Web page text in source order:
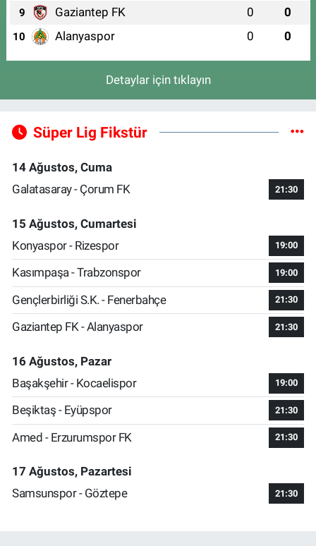
9 Gaziantep FK 0 0
10 Alanyaspor 0 0
Detaylar için tıklayın
Süper Lig Fikstür
14 Ağustos, Cuma
Galatasaray - Çorum FK
21:30
15 Ağustos, Cumartesi
Konyaspor - Rizespor
19:00
Kasımpaşa - Trabzonspor 19:00
Gençlerbirliği S.K. - Fenerbahçe 21:30
Gaziantep FK - Alanyaspor 21:30
16 Ağustos, Pazar
Başakşehir - Kocaelispor
19:00
Beşiktaş - Eyüpspor 21:30
Amed - Erzurumspor FK 21:30
17 Ağustos, Pazartesi
Samsunspor - Göztepe
21:30